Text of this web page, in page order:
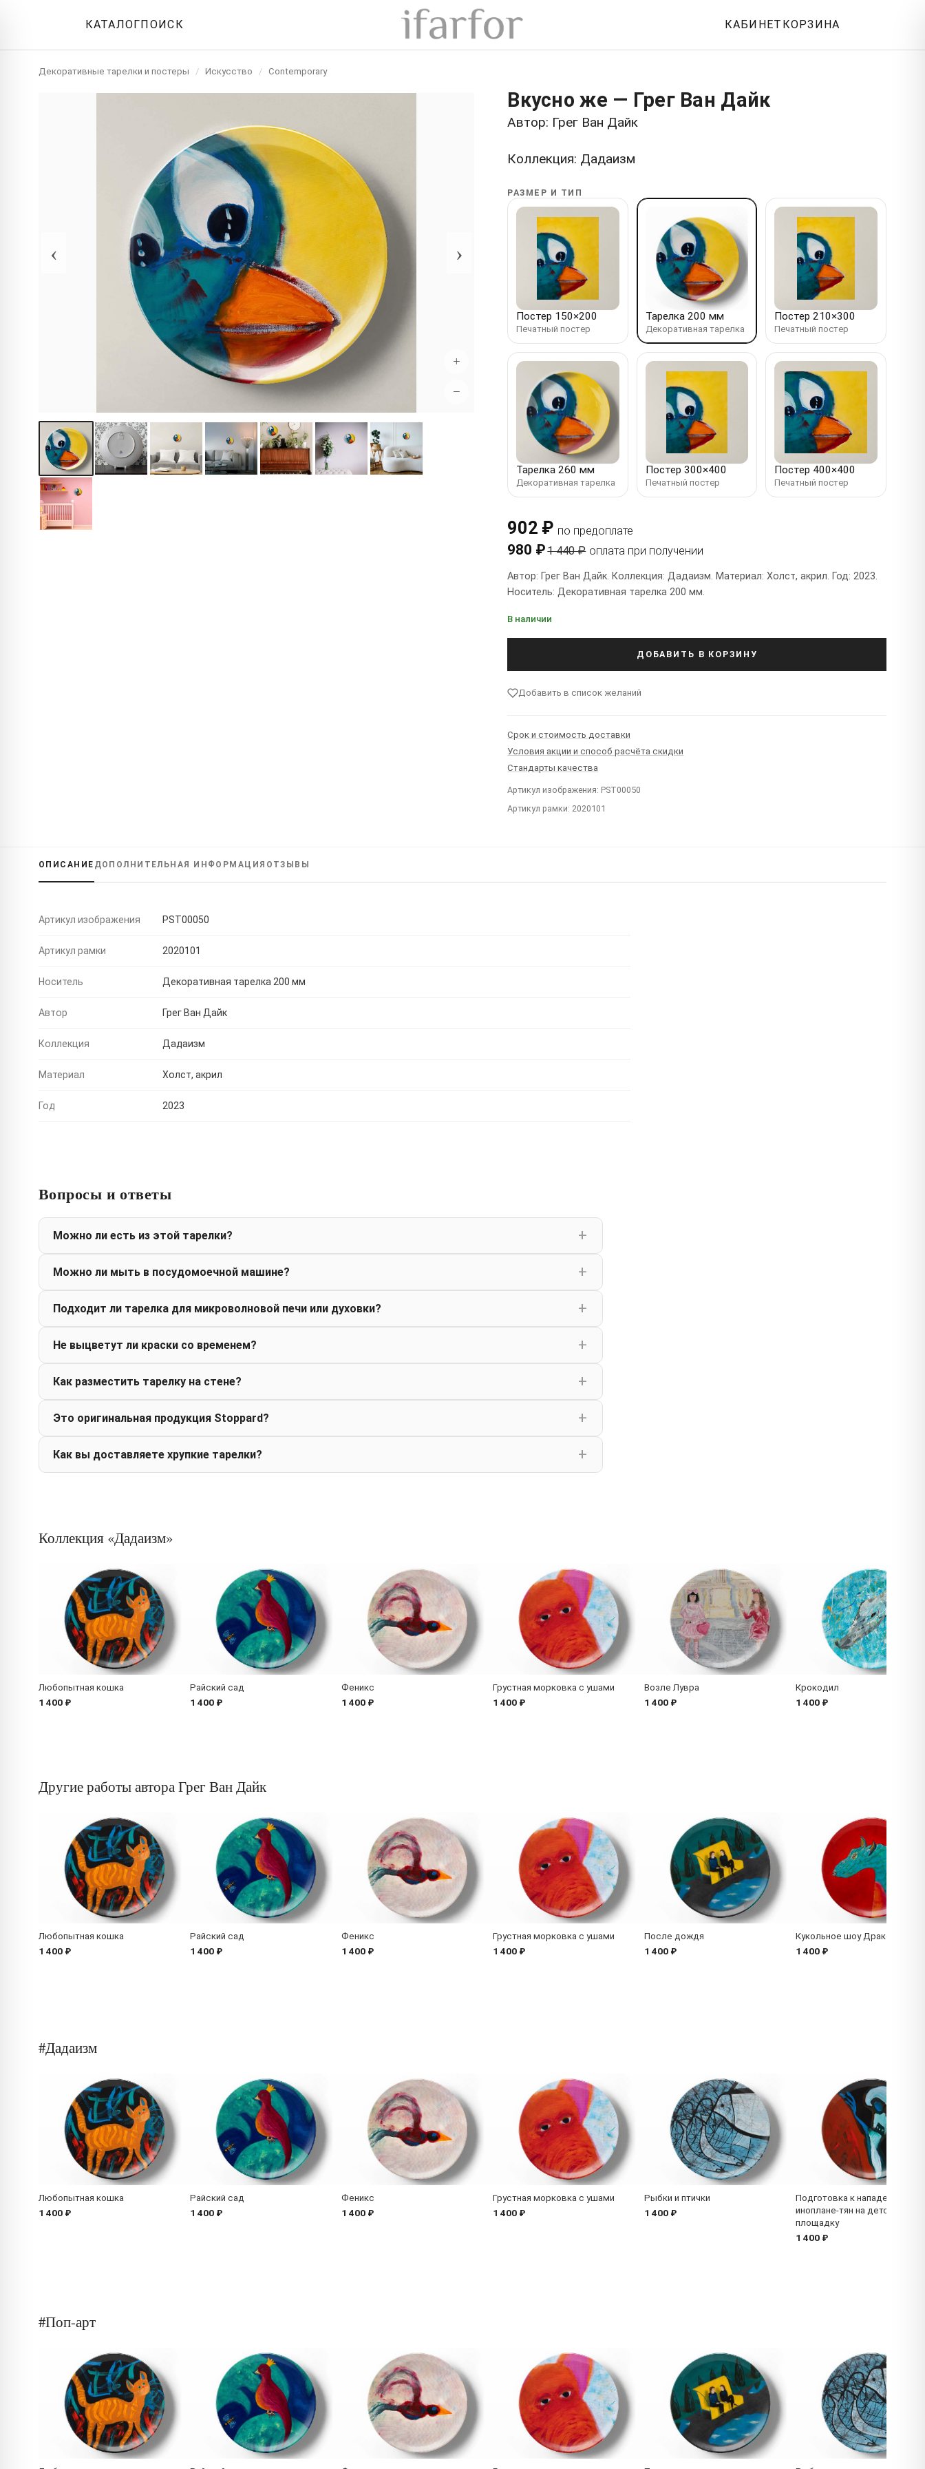
КАТАЛОГПОИСК КАБИНЕТ КОРЗИНА
Декоративные тарелки и постеры / Искусство / Contemporary
‹ ›
+
−
Вкусно же — Грег Ван Дайк
Автор: Грег Ван Дайк
Коллекция: Дадаизм
РАЗМЕР И ТИП
Постер 150×200
Печатный постер
Тарелка 200 мм
Декоративная тарелка
Постер 210×300
Печатный постер
Тарелка 260 мм
Декоративная тарелка
Постер 300×400
Печатный постер
Постер 400×400
Печатный постер
902 ₽ по предоплате
980 ₽1 440 ₽ оплата при получении
Автор: Грег Ван Дайк. Коллекция: Дадаизм. Материал: Холст, акрил. Год: 2023.
Носитель: Декоративная тарелка 200 мм.
В наличии
ДОБАВИТЬ В КОРЗИНУ
Добавить в список желаний
Срок и стоимость доставки
Условия акции и способ расчёта скидки
Стандарты качества
Артикул изображения: PST00050
Артикул рамки: 2020101
ОПИСАНИЕ ДОПОЛНИТЕЛЬНАЯ ИНФОРМАЦИЯ ОТЗЫВЫ
Артикул изображения PST00050
Артикул рамки 2020101
Носитель Декоративная тарелка 200 мм
Автор Грег Ван Дайк
Коллекция Дадаизм
Материал Холст, акрил
Год 2023
Вопросы и ответы
Можно ли есть из этой тарелки?
Можно ли мыть в посудомоечной машине?
Подходит ли тарелка для микроволновой печи или духовки?
Не выцветут ли краски со временем?
Как разместить тарелку на стене?
Это оригинальная продукция Stoppard?
Как вы доставляете хрупкие тарелки?
Коллекция «Дадаизм»
Любопытная кошка
1 400 ₽
Райский сад
1 400 ₽
Феникс
1 400 ₽
Грустная морковка с ушами
1 400 ₽
Возле Лувра
1 400 ₽
Крокодил
1 400 ₽
Другие работы автора Грег Ван Дайк
Любопытная кошка
1 400 ₽
Райский сад
1 400 ₽
Феникс
1 400 ₽
Грустная морковка с ушами
1 400 ₽
После дождя
1 400 ₽
Кукольное шоу Дракон и
1 400 ₽
#Дадаизм
Любопытная кошка
1 400 ₽
Райский сад
1 400 ₽
Феникс
1 400 ₽
Грустная морковка с ушами
1 400 ₽
Рыбки и птички
1 400 ₽
Подготовка к нападению
иноплане-тян на детскую
площадку
1 400 ₽
#Поп-арт